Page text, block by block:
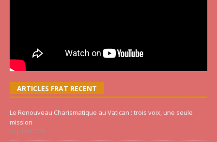
ARTICLES FRAT RECENT
Le Renouveau Charismatique au Vatican : trois voix, une seule
mission
21 juillet 2026